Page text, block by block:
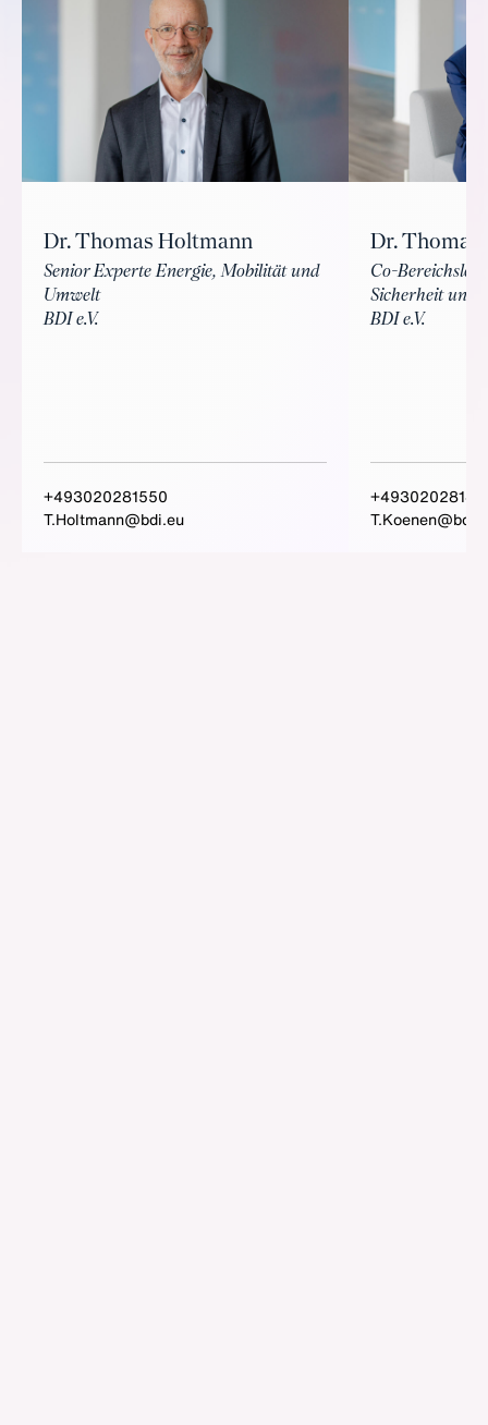
Dr. Thomas Holtmann
Senior Experte Energie, Mobilität und
Umwelt
BDI e.V.
+493020281550
T.Holtmann@bdi.eu
Dr. Thomas
Co-
Sicherheit und
BDI e.V.